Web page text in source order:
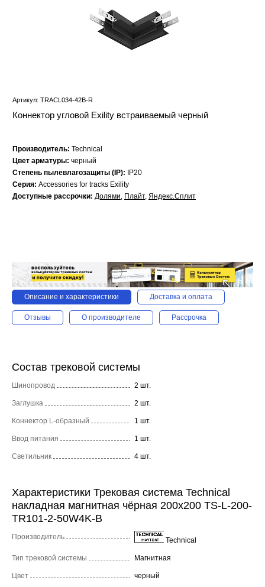
Артикул: TRACL034-42B-R
Коннектор угловой Exility встраиваемый черный
Производитель: Technical
Цвет арматуры: черный
Степень пылевлагозащиты (IP):
IP20
Серия: Accessories for tracks Exility
Доступные рассрочки: Долями, Плайт, Яндекс.Сплит
Описание и характеристики Доставка и оплата
Отзывы О производителе Рассрочка
Состав трековой системы
Шинопровод 2 шт.
Заглушка 2 шт.
Коннектор L-образный 1 шт.
Ввод питания 1 шт.
Светильник 4 шт.
Характеристики Трековая система Technical
накладная магнитная чёрная 200x200 TS-L-200-
TR101-2-50W4K-B
Производитель Technical
Тип трековой системы Магнитная
Цвет черный